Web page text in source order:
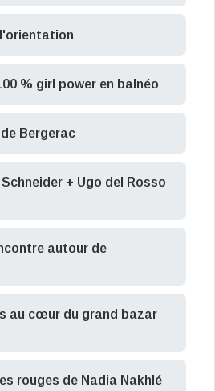
% girl power en balnéo
Bergerac
+ Ugo del Rosso
autour de
au cœur du grand bazar
rouges de Nadia Nakhlé